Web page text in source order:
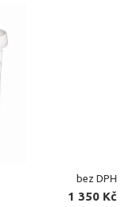
bez DPH
1 350 Kč